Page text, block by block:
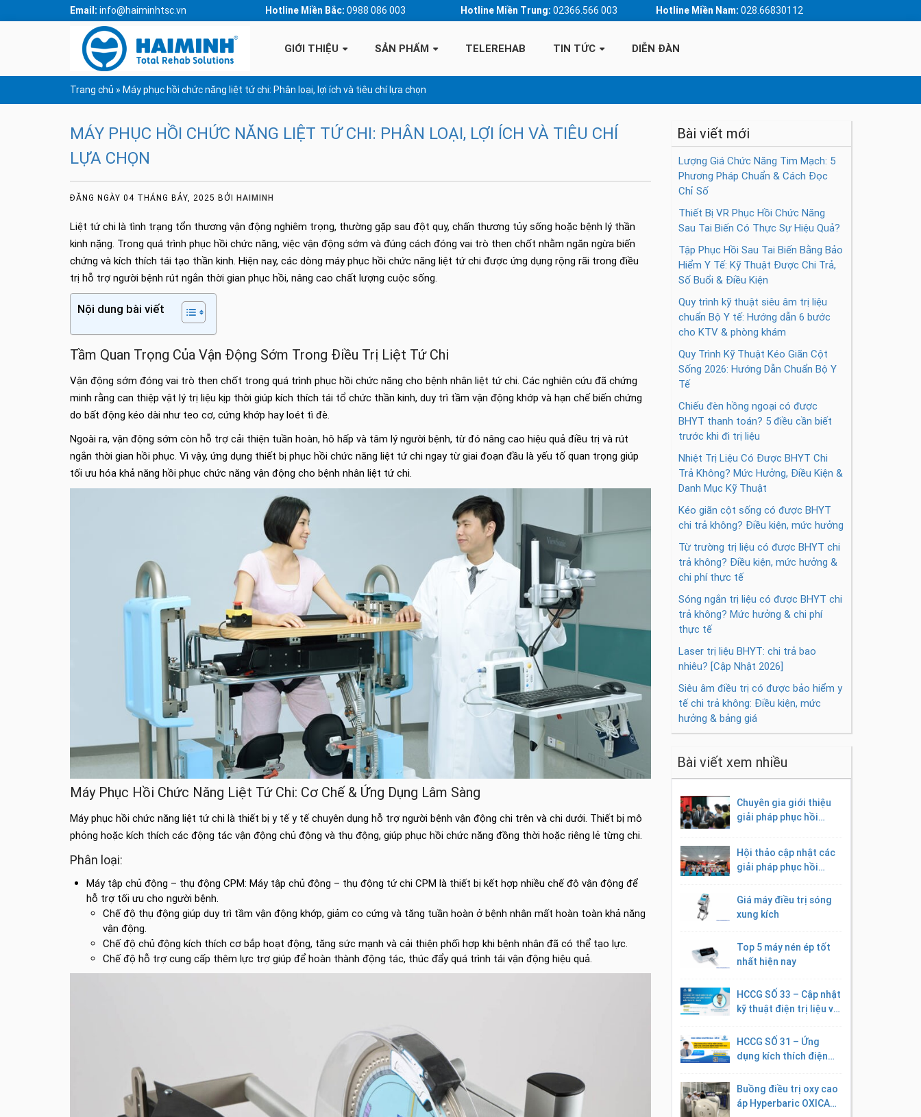
Email: info@haiminhtsc.vn Hotline Miền Bắc: 0988 086 003 Hotline Miền Trung: 02366.566 003 Hotline Miền Nam: 028.66830112
GIỚI THIỆU SẢN PHẨM TELEREHAB TIN TỨC DIỄN ĐÀN
Trang chủ » Máy phục hồi chức năng liệt tứ chi: Phân loại, lợi ích và tiêu chí lựa chọn
MÁY PHỤC HỒI CHỨC NĂNG LIỆT TỨ CHI: PHÂN LOẠI, LỢI ÍCH VÀ TIÊU CHÍ
LỰA CHỌN
ĐĂNG NGÀY 04 THÁNG BẢY, 2025 BỞI HAIMINH
Liệt tứ chi là tình trạng tổn thương vận động nghiêm trọng, thường gặp sau đột quỵ, chấn thương tủy sống hoặc bệnh lý thần
kinh nặng. Trong quá trình phục hồi chức năng, việc vận động sớm và đúng cách đóng vai trò then chốt nhằm ngăn ngừa biến
chứng và kích thích tái tạo thần kinh. Hiện nay, các dòng máy phục hồi chức năng liệt tứ chi được ứng dụng rộng rãi trong điều
trị hỗ trợ người bệnh rút ngắn thời gian phục hồi, nâng cao chất lượng cuộc sống.
Nội dung bài viết
Tầm Quan Trọng Của Vận Động Sớm Trong Điều Trị Liệt Tứ Chi
Vận động sớm đóng vai trò then chốt trong quá trình phục hồi chức năng cho bệnh nhân liệt tứ chi. Các nghiên cứu đã chứng
minh rằng can thiệp vật lý trị liệu kịp thời giúp kích thích tái tổ chức thần kinh, duy trì tầm vận động khớp và hạn chế biến chứng
do bất động kéo dài như teo cơ, cứng khớp hay loét tì đè.
Ngoài ra, vận động sớm còn hỗ trợ cải thiện tuần hoàn, hô hấp và tâm lý người bệnh, từ đó nâng cao hiệu quả điều trị và rút
ngắn thời gian hồi phục. Vì vậy, ứng dụng thiết bị phục hồi chức năng liệt tứ chi ngay từ giai đoạn đầu là yếu tố quan trọng giúp
tối ưu hóa khả năng hồi phục chức năng vận động cho bệnh nhân liệt tứ chi.
Máy Phục Hồi Chức Năng Liệt Tứ Chi: Cơ Chế & Ứng Dụng Lâm Sàng
Máy phục hồi chức năng liệt tứ chi là thiết bị y tế y tế chuyên dụng hỗ trợ người bệnh vận động chi trên và chi dưới. Thiết bị mô
phỏng hoặc kích thích các động tác vận động chủ động và thụ động, giúp phục hồi chức năng đồng thời hoặc riêng lẻ từng chi.
Phân loại:
Máy tập chủ động – thụ động CPM: Máy tập chủ động – thụ động tứ chi CPM là thiết bị kết hợp nhiều chế độ vận động để
hỗ trợ tối ưu cho người bệnh.
Chế độ thụ động giúp duy trì tầm vận động khớp, giảm co cứng và tăng tuần hoàn ở bệnh nhân mất hoàn toàn khả năng
vận động.
Chế độ chủ động kích thích cơ bắp hoạt động, tăng sức mạnh và cải thiện phối hợp khi bệnh nhân đã có thể tạo lực.
Chế độ hỗ trợ cung cấp thêm lực trợ giúp để hoàn thành động tác, thúc đẩy quá trình tái vận động hiệu quả.
Bài viết mới
Lượng Giá Chức Năng Tim Mạch: 5
Phương Pháp Chuẩn & Cách Đọc
Chỉ Số
Thiết Bị VR Phục Hồi Chức Năng
Sau Tai Biến Có Thực Sự Hiệu Quả?
Tập Phục Hồi Sau Tai Biến Bằng Bảo
Hiểm Y Tế: Kỹ Thuật Được Chi Trả,
Số Buổi & Điều Kiện
Quy trình kỹ thuật siêu âm trị liệu
chuẩn Bộ Y tế: Hướng dẫn 6 bước
cho KTV & phòng khám
Quy Trình Kỹ Thuật Kéo Giãn Cột
Sống 2026: Hướng Dẫn Chuẩn Bộ Y
Tế
Chiếu đèn hồng ngoại có được
BHYT thanh toán? 5 điều cần biết
trước khi đi trị liệu
Nhiệt Trị Liệu Có Được BHYT Chi
Trả Không? Mức Hưởng, Điều Kiện &
Danh Mục Kỹ Thuật
Kéo giãn cột sống có được BHYT
chi trả không? Điều kiện, mức hưởng
Từ trường trị liệu có được BHYT chi
trả không? Điều kiện, mức hưởng &
chi phí thực tế
Sóng ngắn trị liệu có được BHYT chi
trả không? Mức hưởng & chi phí
thực tế
Laser trị liệu BHYT: chi trả bao
nhiêu? [Cập Nhật 2026]
Siêu âm điều trị có được bảo hiểm y
tế chi trả không: Điều kiện, mức
hưởng & bảng giá
Bài viết xem nhiều
Chuyên gia giới thiệu
giải pháp phục hồi
cao
Hội thảo cập nhật các
giải pháp phục hồi
cao
Giá máy điều trị sóng
xung kích
Top 5 máy nén ép tốt
nhất hiện nay
HCCG SỐ 33 – Cập nhật
kỹ thuật điện trị liệu và
trong điều trị VLTL –
PHCN
HCCG SỐ 31 – Ứng
dụng kích thích điện
bệnh nhân đột quỵ
Buồng điều trị oxy cao
áp Hyperbaric OXICAB